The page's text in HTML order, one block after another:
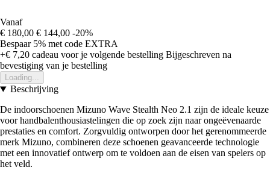
Vanaf
€ 180,00 € 144,00 -20%
Bespaar 5% met code EXTRA
+€ 7,20 cadeau voor je volgende bestelling Bijgeschreven na
bevestiging van je bestelling
Loading...
Beschrijving
De indoorschoenen Mizuno Wave Stealth Neo 2.1 zijn de ideale keuze
voor handbalenthousiastelingen die op zoek zijn naar ongeëvenaarde
prestaties en comfort. Zorgvuldig ontworpen door het gerenommeerde
merk Mizuno, combineren deze schoenen geavanceerde technologie
met een innovatief ontwerp om te voldoen aan de eisen van spelers op
het veld.